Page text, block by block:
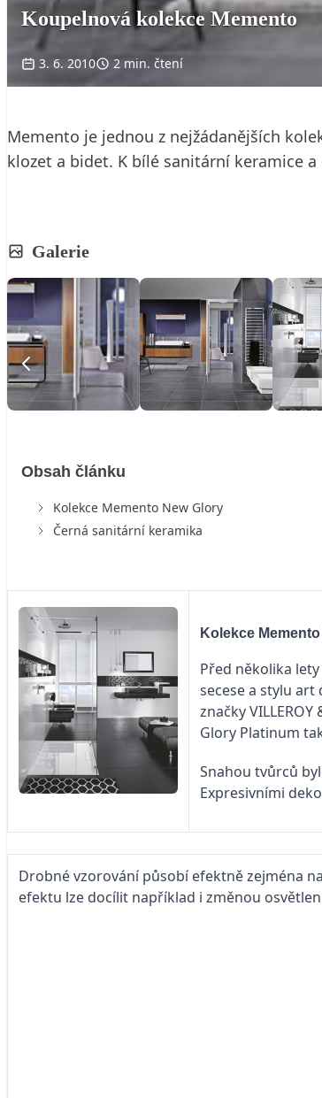
Koupelnová kolekce Memento
3. 6. 2010 2 min. čtení
Memento je jednou z nejžádanějších
klozet a bidet. K bílé sanitární keramice
Galerie
Obsah článku
Kolekce Memento New Glory
Černá sanitární keramika
Kolekce
Před několika
secese a stylu
značky
Glory Platinum
Snahou tvůrců
Expresivními
Drobné vzorování působí efektně zejména
efektu lze docílit například i změnou